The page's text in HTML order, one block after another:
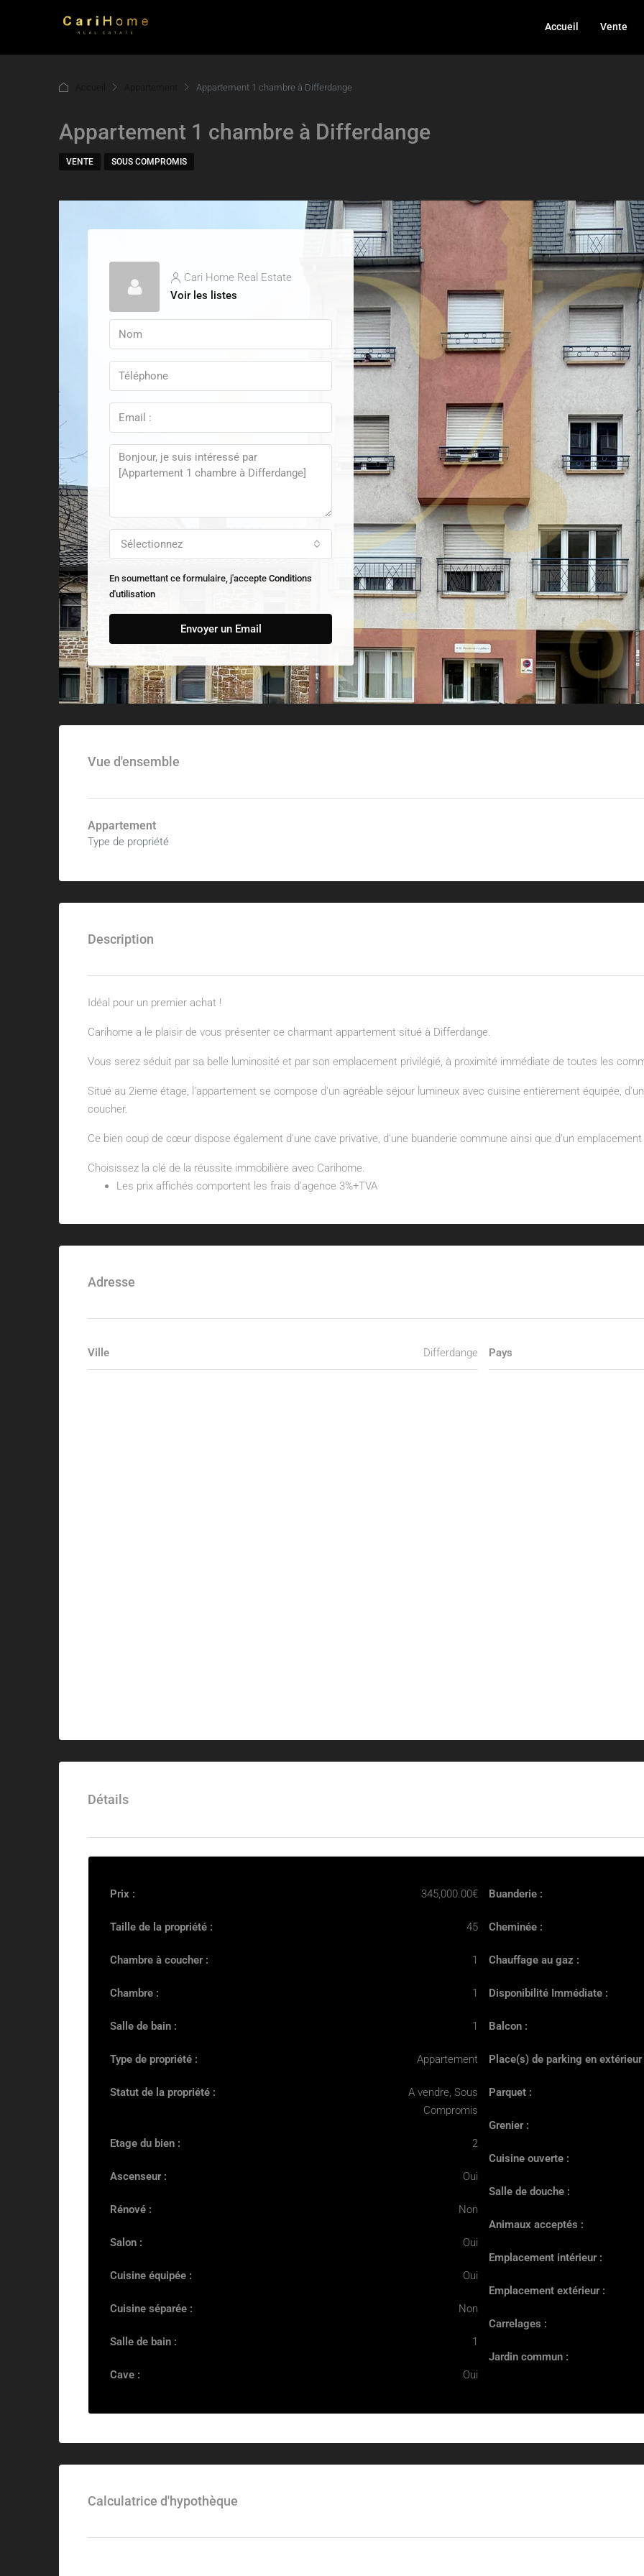
Accueil Vente
Appartement 1 chambre à Differdange
Appartement 1 chambre à Differdange
VENTE SOUS COMPROMIS
Cari Home Real Estate
Voir les listes
Sélectionnez
En soumettant ce formulaire, j'accepte Conditions
d'utilisation
Envoyer un Email
Vue d'ensemble
Appartement
Type de propriété
Description
Idéal pour un premier achat !
Carihome a le plaisir de vous présenter ce charmant appartement situé à Differdange.
Vous serez séduit par sa belle luminosité et par son emplacement privilégié, à proximité immédiate de toutes les
Situé au 2ieme étage, l'appartement se compose d'un agréable séjour lumineux avec cuisine entièrement équipée,
coucher.
Ce bien coup de cœur dispose également d'une cave privative, d'une buanderie commune ainsi que d'un
Choisissez la clé de la réussite immobilière avec Carihome.
Les prix affichés comportent les frais d'agence 3%+TVA
Adresse
Ville Differdange Pays
Détails
Prix : 345,000.00€
Taille de la propriété : 45
Chambre à coucher : 1
Chambre : 1
Salle de bain : 1
Type de propriété : Appartement
Statut de la propriété :
A vendre, Sous
Compromis
Etage du bien : 2
Ascenseur : Oui
Rénové : Non
Salon : Oui
Cuisine équipée : Oui
Cuisine séparée : Non
Salle de bain : 1
Cave : Oui
Buanderie :
Cheminée :
Chauffage au gaz :
Disponibilité Immédiate :
Balcon :
Place(s) de parking en extérieur
Parquet :
Grenier :
Cuisine ouverte :
Salle de douche :
Animaux acceptés :
Emplacement intérieur :
Emplacement extérieur :
Carrelages :
Jardin commun :
Calculatrice d'hypothèque